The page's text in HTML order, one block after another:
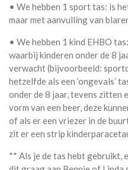
• We hebben 1 sport tas: is
maar met aanvulling van
• We hebben 1 kind EHBO
waarbij kinderen onder de 8
verwacht (bijvoorbeeld:
hetzelfde als een ‘ongevals’
onder de 8 jaar, tevens zitten
vorm van een beer, deze
of als er een vriezer in de
zit er een strip
** Als je de tas hebt gebruikt,